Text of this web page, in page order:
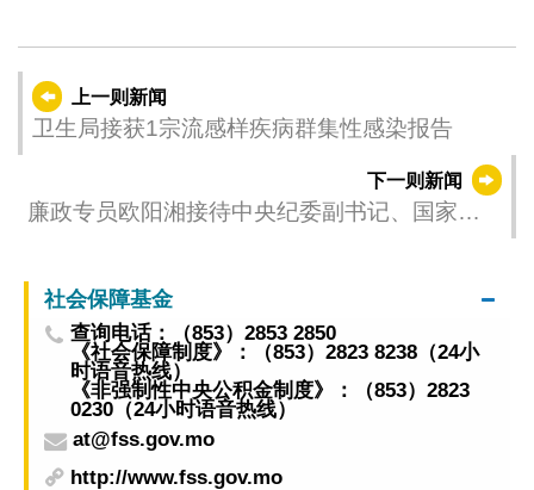
上一则新闻
卫生局接获1宗流感样疾病群集性感染报告
下一则新闻
廉政专员欧阳湘接待中央纪委副书记、国家监
社会保障基金
查询电话：（853）2853 2850
《社会保障制度》：（853）2823 8238（24小
时语音热线）
《非强制性中央公积金制度》：（853）2823
0230（24小时语音热线）
at@fss.gov.mo
http://www.fss.gov.mo